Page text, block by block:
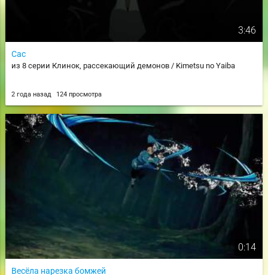
3:46
Сас
из 8 серии Клинок, рассекающий демонов / Kimetsu no Yaiba
2 года назад 124 просмотра
0:14
Весёла нарезка бомжей